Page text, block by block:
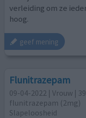
verleiding om ze
hoog.
geef mening
Flunitrazepam
09-04-2022 | Vrouw | 39
flunitrazepam (2mg)
Slapeloosheid